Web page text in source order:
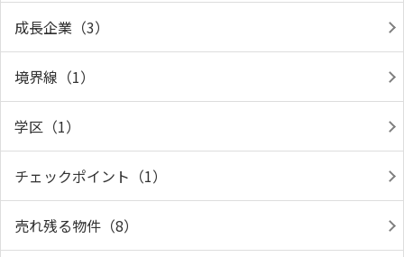
成長企業（3）
境界線（1）
学区（1）
チェックポイント（1）
売れ残る物件（8）